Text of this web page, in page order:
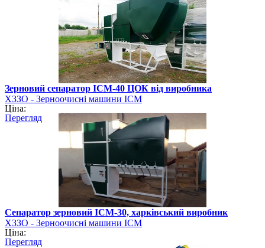
Зерновий сепаратор ІСМ-40 ЦОК від виробника
ХЗЗО - Зерноочисні машини ІСМ
Ціна:
Перегляд
Сепаратор зерновий ІСМ-30, харківський виробник
ХЗЗО - Зерноочисні машини ІСМ
Ціна:
Перегляд